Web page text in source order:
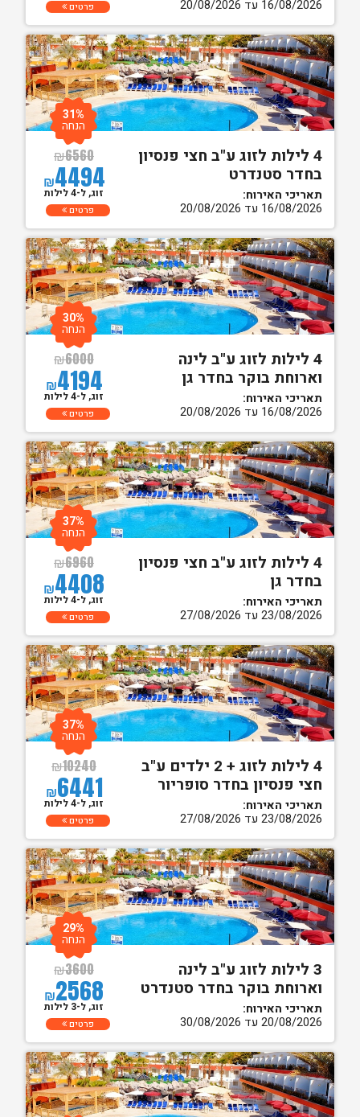
16/08/2026 עד 20/08/2026 פרטים
4 לילות לזוג ע"ב חצי פנסיון
בחדר סטנדרט
תאריכי האירוח:
16/08/2026 עד 20/08/2026
₪6560
₪4494
31%
הנחה
זוג, ל-4 לילות
פרטים
4 לילות לזוג ע"ב לינה
וארוחת בוקר בחדר גן
תאריכי האירוח:
16/08/2026 עד 20/08/2026
₪6000
₪4194
30%
הנחה
זוג, ל-4 לילות
פרטים
4 לילות לזוג ע"ב חצי פנסיון
בחדר גן
תאריכי האירוח:
23/08/2026 עד 27/08/2026
₪6960
₪4408
37%
הנחה
זוג, ל-4 לילות
פרטים
4 לילות לזוג + 2 ילדים ע"ב
חצי פנסיון בחדר סופריור
תאריכי האירוח:
23/08/2026 עד 27/08/2026
₪10240
₪6441
37%
הנחה
זוג, ל-4 לילות
פרטים
3 לילות לזוג ע"ב לינה
וארוחת בוקר בחדר סטנדרט
תאריכי האירוח:
20/08/2026 עד 30/08/2026
₪3600
₪2568
29%
הנחה
זוג, ל-3 לילות
פרטים